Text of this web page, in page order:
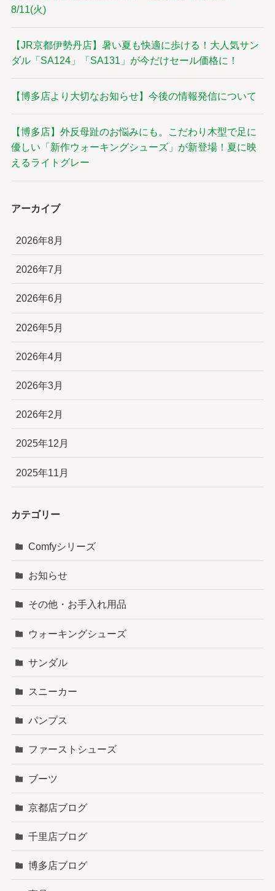
8/11(火)
【JR京都伊勢丹店】暑い夏も快適に歩ける！大人気サン
ダル「SA124」「SA131」が今だけセール価格に！
【博多店より大切なお知らせ】今後の情報発信について
【博多店】外反母趾のお悩みにも。こだわり木型で足に
優しい「新作ウォーキングシューズ」が新登場！夏に映
えるライトグレー
アーカイブ
2026年8月
2026年7月
2026年6月
2026年5月
2026年4月
2026年3月
2026年2月
2025年12月
2025年11月
カテゴリー
Comfyシリーズ
お知らせ
その他・お手入れ用品
ウォーキングシューズ
サンダル
スニーカー
パンプス
ファーストシューズ
ブーツ
京都店ブログ
千里店ブログ
博多店ブログ